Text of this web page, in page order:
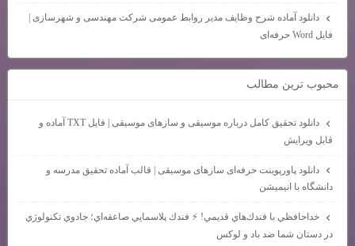
دانلود آماده شرح وظایف مدیر روابط عمومی شرکت مهندسی و شهرسازی |
فایل Word حرفه‌ای
محبوب ترين مطالب
دانلود تحقیق کامل درباره موسیقی و سازهای موسیقی | فایل TXT آماده و
قابل ویرایش
دانلود پاورپوینت حرفه‌ای سازهای موسیقی | قالب آماده تحقیق مدرسه و
دانشگاه با انیمیشن
خداحافظي با فندك‌هاي قديمي! ⚡ فندك پلاسمايي صاعقه‌اي؛ جادوي تكنولوژي
در دستان شما ضد باد و لوكس